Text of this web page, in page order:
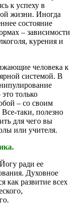
к успеху в
жизни. Иногда
состояние
– зависимости
курения и
человека к
системой. В
только
– со своим
таки, полезно
для чего вы
или учителя.
ради ее
Духовное
как развитие всех